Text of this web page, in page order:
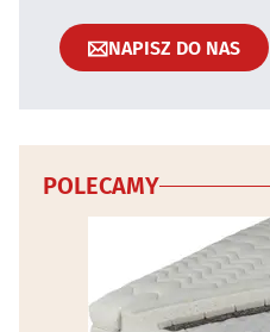
NAPISZ DO NAS
POLECAMY